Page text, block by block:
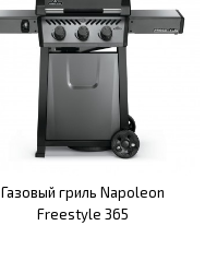
Газовый гриль Napoleon
Freestyle 365